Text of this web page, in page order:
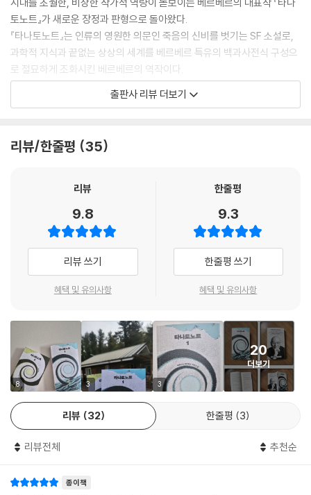
토노트』가 새로운 장정과 판형으로 돌아왔다.
『타나토노트』는 인류의 영원한 의문인 죽음의 신비를 벗기는 SF 소설로,
과학적 지식과 끝없는 상상의 세계를 베르베르 특유의 백과사전식 구성으
로 절묘하게 조화시킨 베르베르의 역작이다.
각 민족과 나라의 신화를 바탕으로 탄탄한 이론적 토대를 구축하고, 여러
는다.
추리 소설이자 연애 소설이며 정치 우화로 읽을 수도 있는 이 책은 죽음을
엿보이는 대작이다.
인간은 죽은 뒤에 어디로 갈까?
그 여정에서 돌아온 자는 과연 이전과 같은 존재일 수 있을까?
팽송과 동물학자 라울 라조르박. 임사 체험을 겪은 대통령의 비밀스러운
후원을 계기로, 두 사람은 마침내 죽음 이후를 탐사하는 전대미문의 프로
젝트를 시작한다. 이름하여 영계 탐사자라는 뜻을 가진 〈타나토노트〉.
여기에 간호사 아망딘이 합류하면서, 세 사람은 외부의 시선을 피해 은밀
한 장소에서 실험을 감행한다. 치과용 안락의자를 발사대로, 마취제와 각
종 약품을 연료로 삼아 영혼을 저 너머로 쏘아 보내는 〈영혼의 우주 탐사〉.
드는 위험한 비행이 시작되는데…….
과연, 인간의 영혼은 죽음 이후 어디로 향하는가 — 그리고 그 여정에서 돌
출판사 리뷰 더보기
리뷰/한줄평 35
리뷰
9.8
리뷰 쓰기
혜택 및 유의사항
한줄평
9.3
한줄평 쓰기
혜택 및 유의사항
8 3 3
20
더보기
리뷰 32 한줄평 3
리뷰전체 추천순
종이책